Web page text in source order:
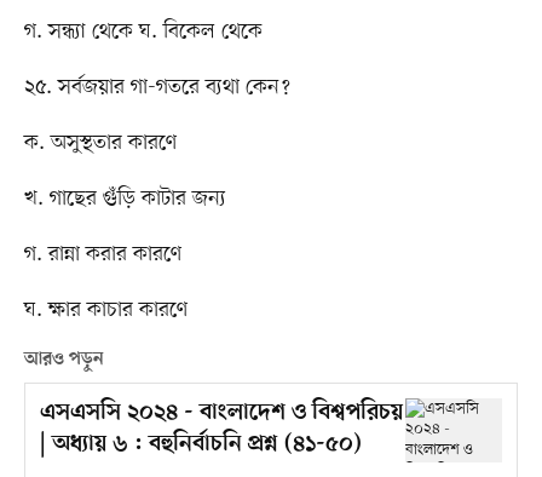
গ. সন্ধ্যা থেকে ঘ. বিকেল থেকে
২৫. সর্বজয়ার গা-গতরে ব্যথা কেন?
ক. অসুস্থতার কারণে
খ. গাছের গুঁড়ি কাটার জন্য
গ. রান্না করার কারণে
ঘ. ক্ষার কাচার কারণে
আরও পড়ুন
এসএসসি ২০২৪ - বাংলাদেশ ও বিশ্বপরিচয়
| অধ্যায় ৬ : বহুনির্বাচনি প্রশ্ন (৪১-৫০)